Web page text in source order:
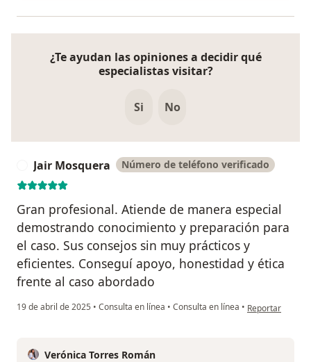
¿Te ayudan las opiniones a decidir qué
especialistas visitar?
Si No
Jair Mosquera Número de teléfono verificado
Gran profesional. Atiende de manera especial
demostrando conocimiento y preparación para
el caso. Sus consejos sin muy prácticos y
eficientes. Conseguí apoyo, honestidad y ética
frente al caso abordado
19 de abril de 2025 • Consulta en línea • Consulta en línea • en opinión del
Reportar
Verónica Torres Román